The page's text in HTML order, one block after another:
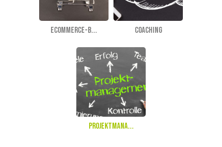
eCommerce-B... Coaching
Projektmana...